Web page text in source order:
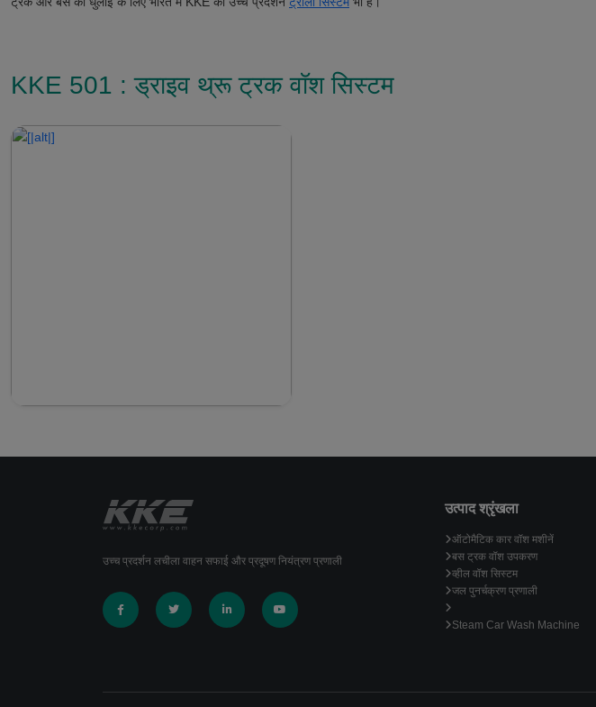
KKE 501 : ड्राइव थ्रू ट्रक वॉश सिस्टम
उच्च प्रदर्शन लचीला वाहन सफाई और प्रदूषण नियंत्रण प्रणाली
उत्पाद श्रृंखला
ऑटोमैटिक कार वॉश मशीनें
बस ट्रक वॉश उपकरण
व्हील वॉश सिस्टम
जल पुनर्चक्रण प्रणाली
Steam Car Wash Machine